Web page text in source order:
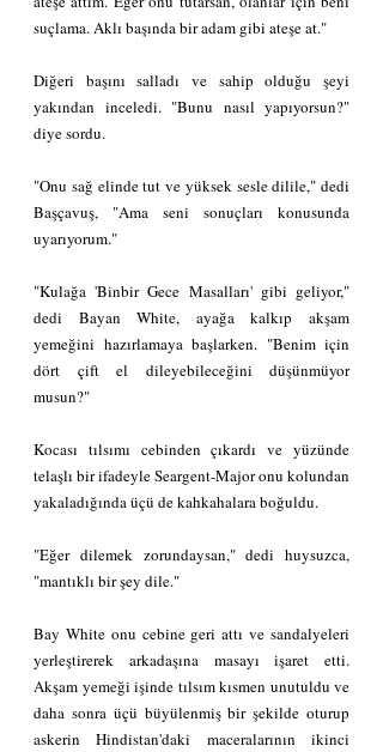
suçlama. Aklı başında bir adam gibi ateşe at."
Diğeri başını salladı ve sahip olduğu şeyi
yakından inceledi. "Bunu nasıl yapıyorsun?"
diye sordu.
"Onu sağ elinde tut ve yüksek sesle dilile," dedi
Başçavuş, "Ama seni sonuçları konusunda
uyarıyorum."
"Kulağa 'Binbir Gece Masalları' gibi geliyor,"
dedi Bayan White, ayağa kalkıp akşam
yemeğini hazırlamaya başlarken. "Benim için
dört çift el dileyebileceğini düşünmüyor
musun?"
Kocası tılsımı cebinden çıkardı ve yüzünde
telaşlı bir ifadeyle Seargent-Major onu kolundan
yakaladığında üçü de kahkahalara boğuldu.
"Eğer dilemek zorundaysan," dedi huysuzca,
"mantıklı bir şey dile."
Bay White onu cebine geri attı ve sandalyeleri
yerleştirerek arkadaşına masayı işaret etti.
Akşam yemeği işinde tılsım kısmen unutuldu ve
daha sonra üçü büyülenmiş bir şekilde oturup
askerin Hindistan'daki maceralarının ikinci